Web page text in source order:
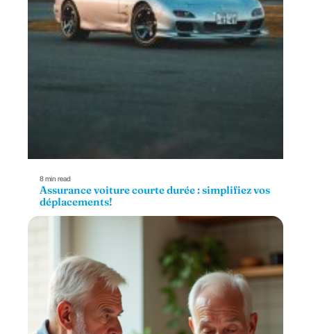
8 min read
Assurance voiture courte durée : simplifiez vos
déplacements!